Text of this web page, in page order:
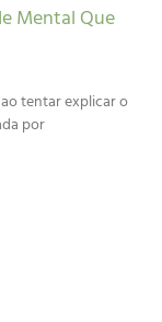
Mental Que
tentar explicar o
por